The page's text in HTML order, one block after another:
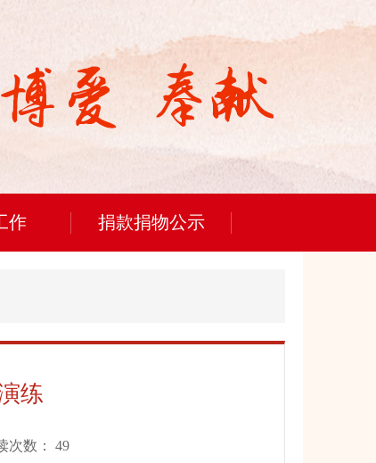
作 捐款捐物公示
练
次数： 49